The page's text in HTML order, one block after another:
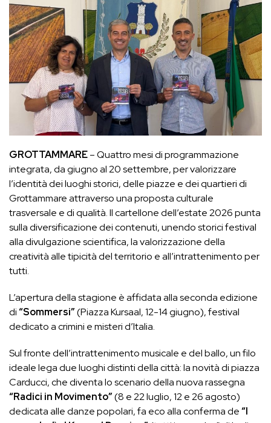
GROTTAMMARE– Quattro mesi di programmazione
integrata, da giugno al 20 settembre, per valorizzare
l’identità dei luoghi storici, delle piazze e dei quartieri di
Grottammare attraverso una proposta culturale
trasversale e di qualità. Il cartellone dell’estate 2026 punta
sulla diversificazione dei contenuti, unendo storici festival
alla divulgazione scientifica, la valorizzazione della
creatività alle tipicità del territorio e all’intrattenimento per
tutti.
L’apertura della stagione è affidata alla seconda edizione
di“Sommersi”(Piazza Kursaal, 12-14 giugno), festival
dedicato a crimini e misteri d’Italia.
Sul fronte dell’intrattenimento musicale e del ballo, un filo
ideale lega due luoghi distinti della città: la novità di piazza
Carducci, che diventa lo scenario della nuova rassegna
“Radici in Movimento”(8 e 22 luglio, 12 e 26 agosto)
dedicata alle danze popolari, fa eco alla conferma de“I